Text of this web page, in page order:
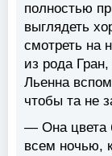
полностью
выглядеть
смотреть на
из рода
Льенна
чтобы та не
— Она цвета
всем ночью,